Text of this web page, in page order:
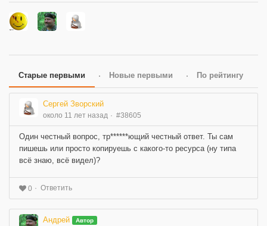
Старые первыми Новые первыми По рейтингу
Сергей Зворский
около 11 лет назад #38605
Один честный вопрос, тр******ющий честный ответ. Ты сам
пишешь или просто копируешь с какого-то ресурса (ну типа
всё знаю, всё видел)?
0 Ответить
Андрей Автор